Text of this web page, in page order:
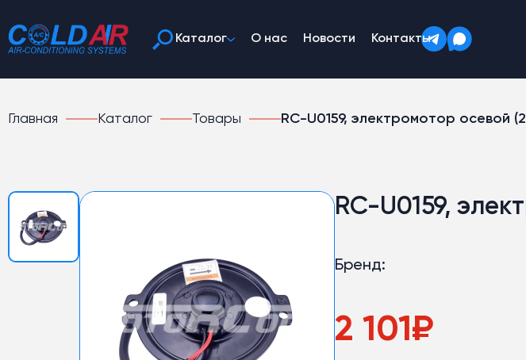
Каталог О нас Новости Контакты
Главная Каталог Товары RC-U0159, электромотор осевой
RC-U0159,
Бренд:
2 101₽